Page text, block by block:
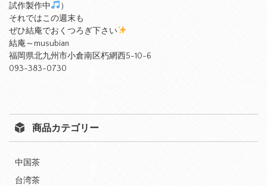
試作製作中
）
それではこの週末も
ぜひ結庵でおくつろぎ下さい
結庵～musubian
福岡県北九州市小倉南区朽網西5-10-6
093-383-0730
商品カテゴリー
中国茶
台湾茶